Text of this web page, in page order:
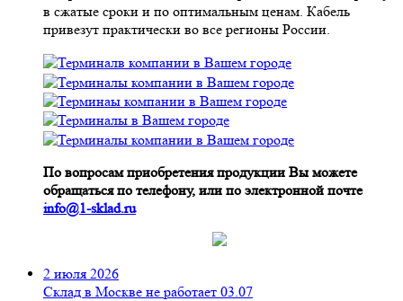
в сжатые сроки и по оптимальным ценам. Кабель
привезут практически во все регионы России.
По вопросам приобретения продукции Вы можете
обращаться по телефону, или по электронной почте
info@1-sklad.ru
2 июля 2026
Склад в Москве не работает 03.07